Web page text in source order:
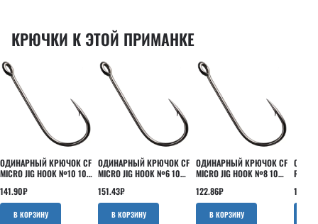
КРЮЧКИ К ЭТОЙ ПРИМАНКЕ
ОДИНАРНЫЙ КРЮЧОК CF
MICRO JIG HOOK №10 10
141.90₽
В КОРЗИНУ
ОДИНАРНЫЙ КРЮЧОК CF
MICRO JIG HOOK №6 10
151.43₽
В КОРЗИНУ
ОДИНАРНЫЙ КРЮЧОК CF
MICRO JIG HOOK №8 10
122.86₽
В КОРЗИНУ
160.95